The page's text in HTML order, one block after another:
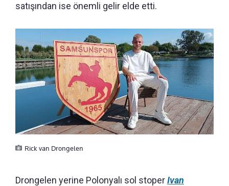
satışından ise önemli gelir elde etti.
Rick van Drongelen
Drongelen yerine Polonyalı sol stoperIvan